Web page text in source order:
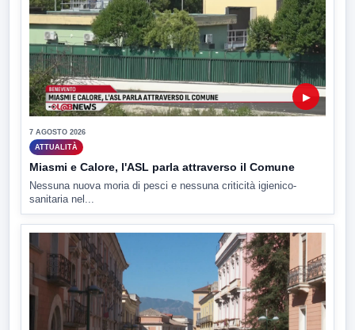
▶
7 AGOSTO 2026
ATTUALITÀ
Miasmi e Calore, l'ASL parla attraverso il Comune
Nessuna nuova moria di pesci e nessuna criticità igienico-
sanitaria nel...